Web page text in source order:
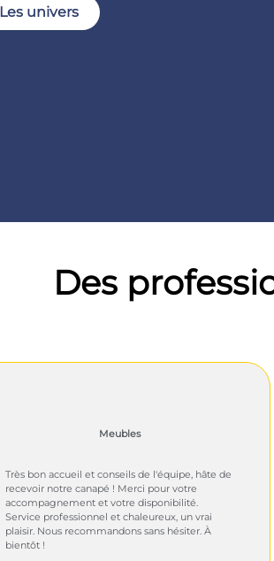
Les univers
Des
Meubles
Très bon accueil et conseils de l'équipe, hâte de
recevoir notre canapé ! Merci pour votre
accompagnement et votre disponibilité.
Service professionnel et chaleureux, un vrai
plaisir. Nous recommandons sans hésiter. À
bientôt !